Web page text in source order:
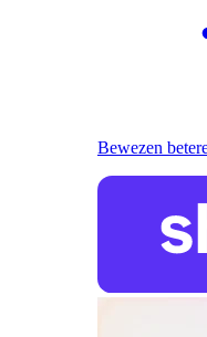
Bewezen